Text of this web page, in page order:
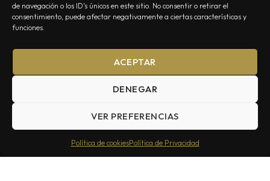
de navegación o los ID's únicos en este sitio. No consentir o retirar el
consentimiento, puede afectar negativamente a ciertas características y
funciones.
ACEPTAR
DENEGAR
VER PREFERENCIAS
Política de cookiesPolítica de Privacidad
NOSOTROS CONTACTO EDITORIAL POLÍTICA DE PRIVACIDAD
Summa Inferno — Todos los Derechos Reservados © 2026